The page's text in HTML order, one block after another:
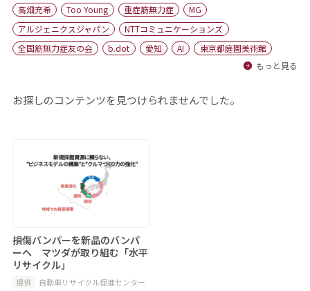
出版物
会社概要
高畑充希 Too Young 重症筋無力症
MG
アルジェニクスジャパン
NTTコミュニケーションズ
全国筋無力症友の会
b.dot 愛知 AI
東京都庭園美術館
もっと見る
お探しのコンテンツを見つけられませんでした。
損傷バンパーを新品のバンパ
ーへ マツダが取り組む「水平
リサイクル」
提供 自動車リサイクル促進センター